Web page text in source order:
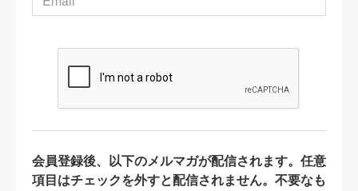
会員登録後、以下のメルマガが配信されます。任意
項目はチェックを外すと配信されません。不要なも